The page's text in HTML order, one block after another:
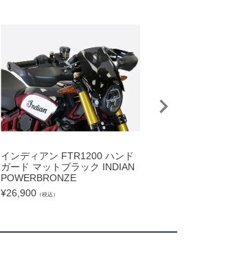
インディアン FTR1200 ハンド
ガード マットブラック INDIAN
POWERBRONZE
¥26,900 （税込）